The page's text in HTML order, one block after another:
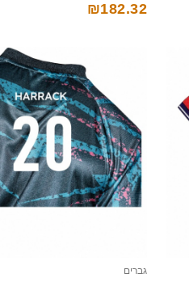
₪182.32
גברים